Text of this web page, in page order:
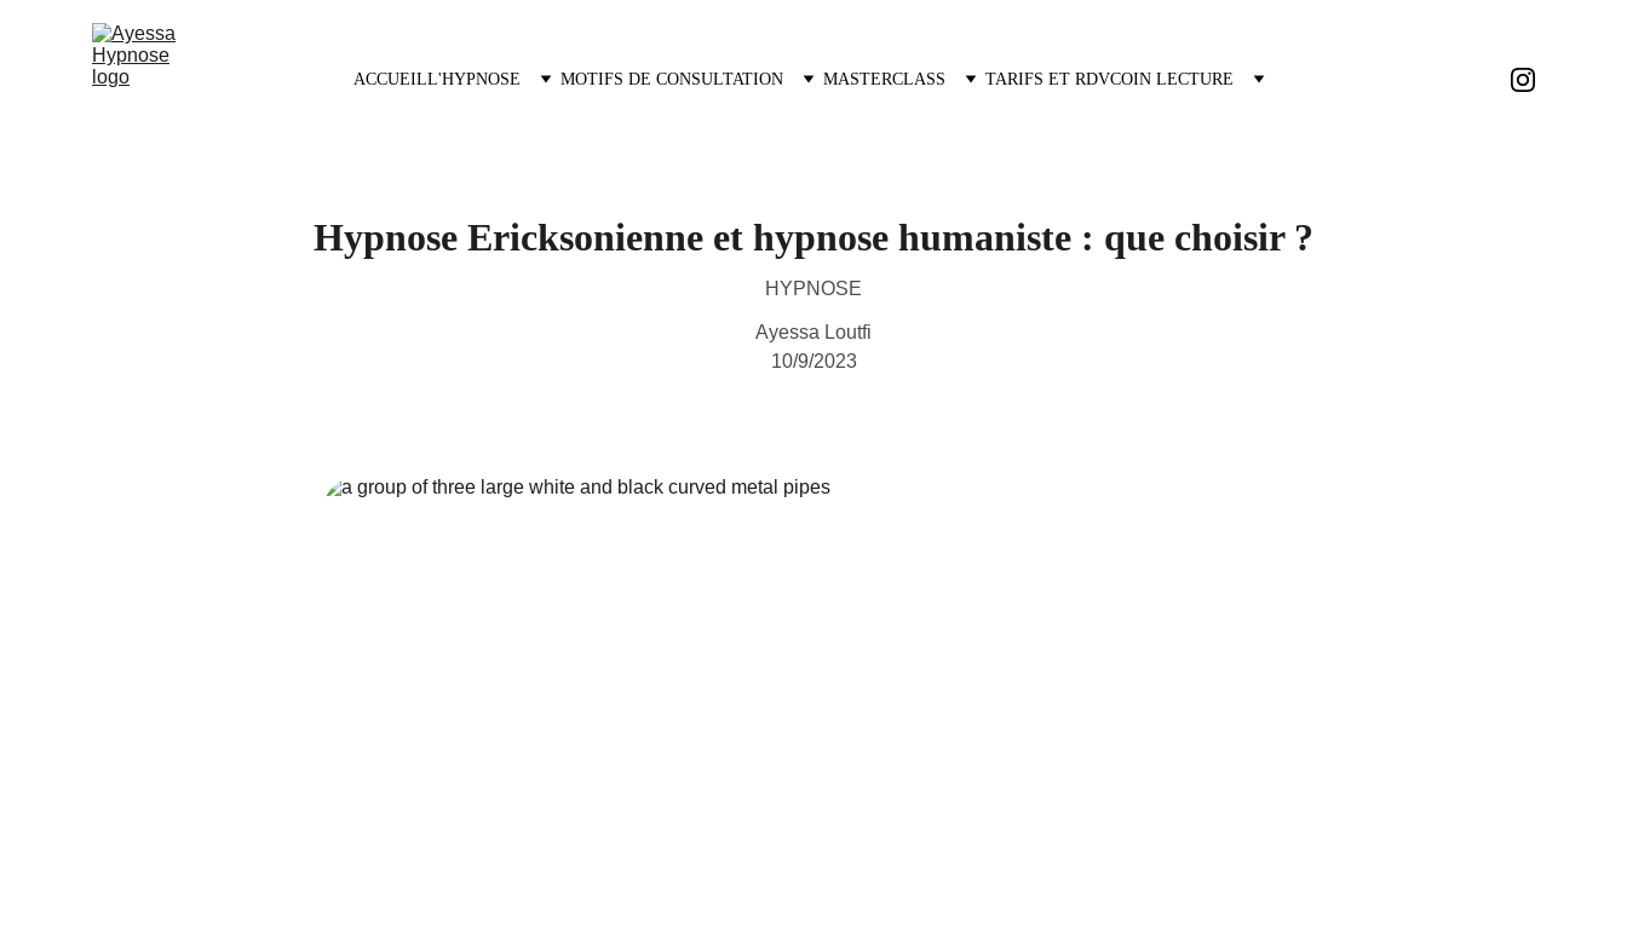
ACCUEILL'HYPNOSE MOTIFS DE CONSULTATION MASTERCLASS TARIFS ET RDVCOIN LECTURE
Hypnose Ericksonienne et hypnose humaniste : que choisir ?
HYPNOSE
Ayessa Loutfi
10/9/2023